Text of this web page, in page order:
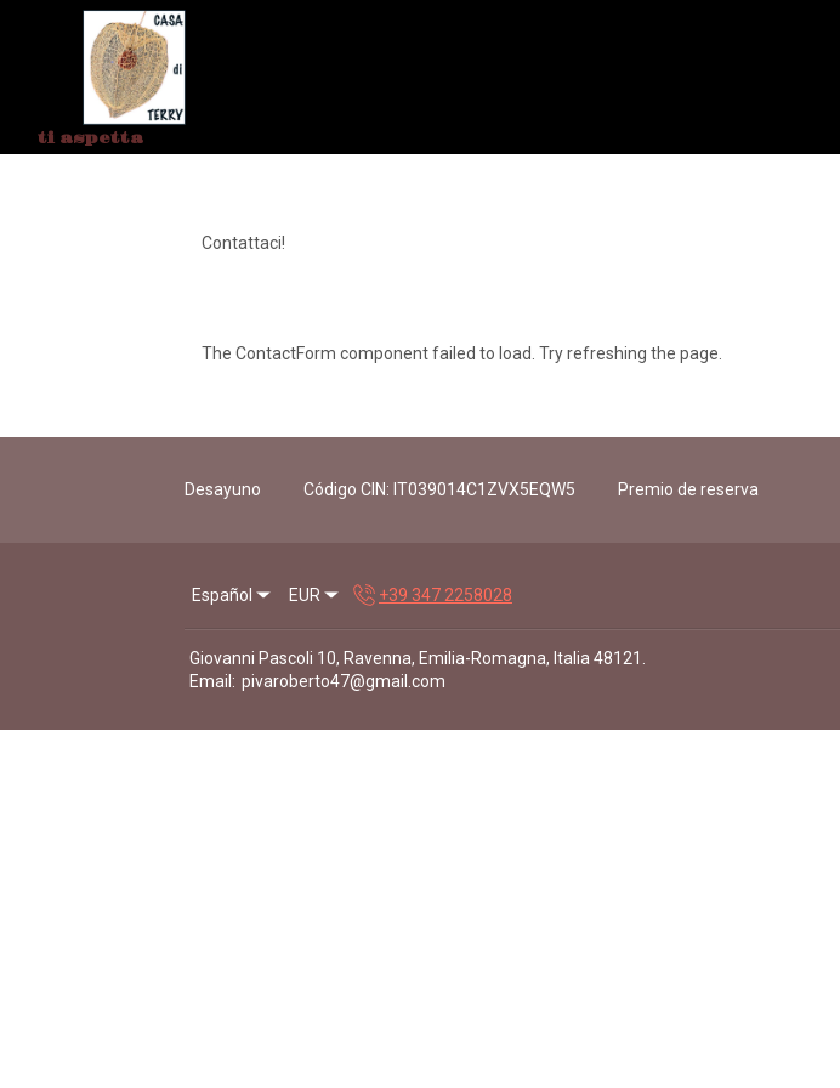
ti aspetta
Contattaci!
The ContactForm component failed to load. Try refreshing the page.
Desayuno Código CIN: IT039014C1ZVX5EQW5 Premio de reserva
Español EUR +39 347 2258028
Giovanni Pascoli 10, Ravenna, Emilia-Romagna, Italia 48121 .
Email : pivaroberto47@gmail.com